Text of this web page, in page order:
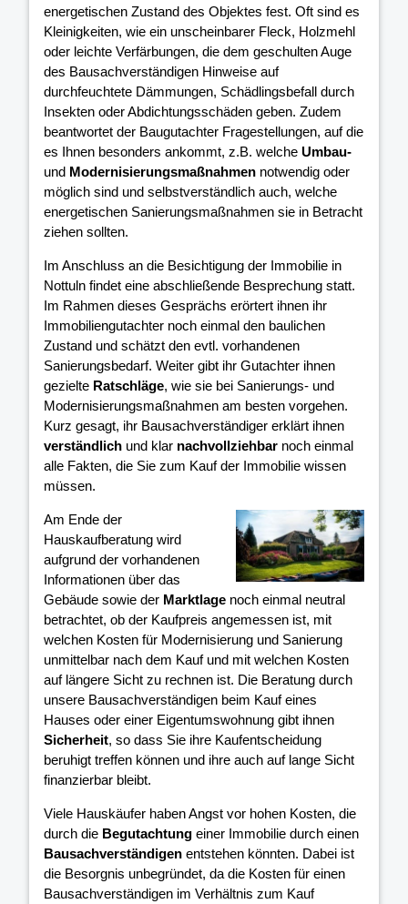
energetischen Zustand des Objektes fest. Oft sind es
Kleinigkeiten, wie ein unscheinbarer Fleck, Holzmehl
oder leichte Verfärbungen, die dem geschulten Auge
des Bausachverständigen Hinweise auf
durchfeuchtete Dämmungen, Schädlingsbefall durch
Insekten oder Abdichtungsschäden geben. Zudem
beantwortet der Baugutachter Fragestellungen, auf die
es Ihnen besonders ankommt, z.B. welche Umbau-
und Modernisierungsmaßnahmen notwendig oder
möglich sind und selbstverständlich auch, welche
energetischen Sanierungsmaßnahmen sie in Betracht
ziehen sollten.
Im Anschluss an die Besichtigung der Immobilie in
Nottuln findet eine abschließende Besprechung statt.
Im Rahmen dieses Gesprächs erörtert ihnen ihr
Immobiliengutachter noch einmal den baulichen
Zustand und schätzt den evtl. vorhandenen
Sanierungsbedarf. Weiter gibt ihr Gutachter ihnen
gezielte Ratschläge, wie sie bei Sanierungs- und
Modernisierungsmaßnahmen am besten vorgehen.
Kurz gesagt, ihr Bausachverständiger erklärt ihnen
verständlich und klar nachvollziehbar noch einmal
alle Fakten, die Sie zum Kauf der Immobilie wissen
müssen.
Am Ende der
Hauskaufberatung wird
aufgrund der vorhandenen
Informationen über das
Gebäude sowie der Marktlage noch einmal neutral
betrachtet, ob der Kaufpreis angemessen ist, mit
welchen Kosten für Modernisierung und Sanierung
unmittelbar nach dem Kauf und mit welchen Kosten
auf längere Sicht zu rechnen ist. Die Beratung durch
unsere Bausachverständigen beim Kauf eines
Hauses oder einer Eigentumswohnung gibt ihnen
Sicherheit, so dass Sie ihre Kaufentscheidung
beruhigt treffen können und ihre auch auf lange Sicht
finanzierbar bleibt.
Viele Hauskäufer haben Angst vor hohen Kosten, die
durch die Begutachtung einer Immobilie durch einen
Bausachverständigen entstehen könnten. Dabei ist
die Besorgnis unbegründet, da die Kosten für einen
Bausachverständigen im Verhältnis zum Kauf